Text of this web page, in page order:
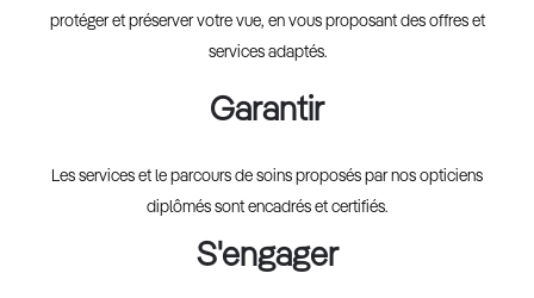
protéger et préserver votre vue, en vous proposant des offres et
services adaptés.
Garantir
Les services et le parcours de soins proposés par nos opticiens
diplômés sont encadrés et certifiés.
S'engager